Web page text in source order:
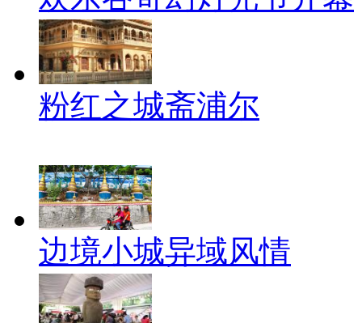
粉红之城斋浦尔
边境小城异域风情